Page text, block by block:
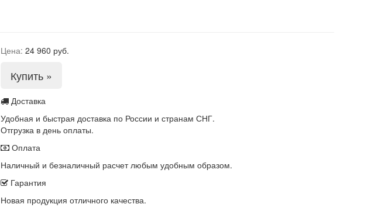
Цена: 24 960 руб.
Купить »
Доставка
Удобная и быстрая доставка по России и странам СНГ.
Отгрузка в день оплаты.
Оплата
Наличный и безналичный расчет любым удобным образом.
Гарантия
Новая продукция отличного качества.